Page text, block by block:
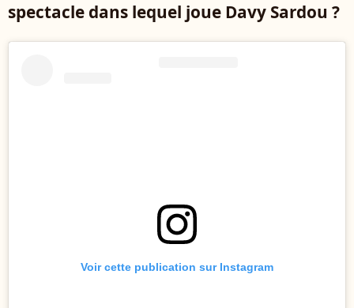
spectacle dans lequel joue Davy Sardou ?
Voir cette publication sur Instagram